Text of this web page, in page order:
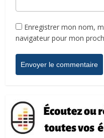
Enregistrer mon nom,
navigateur pour mon